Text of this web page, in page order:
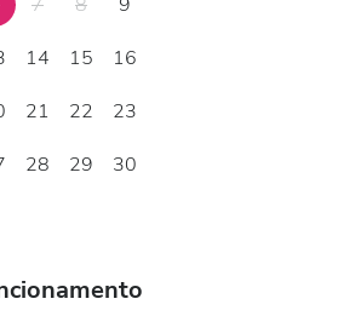
14 15
16
21 22
23
28 29
30